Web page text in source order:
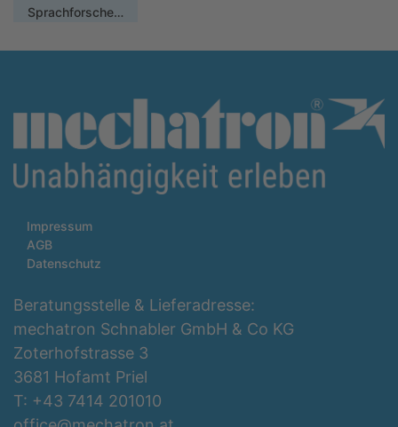
Sprachforscher-Logopädie / Mehrplatzlizenz-Zusatzlizenz
Impressum
AGB
Datenschutz
Beratungsstelle & Lieferadresse:
mechatron Schnabler GmbH & Co KG
Zoterhofstrasse 3
3681 Hofamt Priel
T: +43 7414 201010